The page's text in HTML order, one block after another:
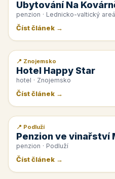
Ubytování Na
penzion · Lednicko-valtický
Číst článek →
📰 PR článek
📍 Znojemsko
Hotel Happy Star
hotel · Znojemsko
Číst článek →
📰 PR článek
📍 Podluží
Penzion ve vinařství
penzion · Podluží
Číst článek →